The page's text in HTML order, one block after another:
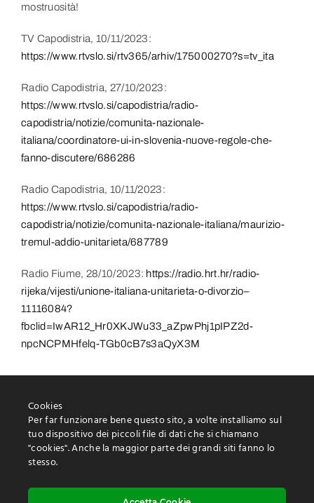
mostruosità!
TV Capodistria, 10/11/2023:
https://www.rtvslo.si/rtv365/arhiv/175000270?s=tv_ita
Radio Capodistria, 27/10/2023:
https://www.rtvslo.si/capodistria/radio-
capodistria/notizie/comunita-nazionale-
italiana/coordinatore-ui-in-slovenia-nuove-regole-che-
fanno-discutere/686286
Radio Capodistria, 10/11/2023:
https://www.rtvslo.si/capodistria/radio-
capodistria/notizie/comunita-nazionale-italiana/maurizio-
tremul-addio-unitarieta/687789
Radio Fiume, 28/10/2023: https://radio.hrt.hr/radio-
rijeka/vijesti/unione-italiana-unitarieta-o-divorzio–
11116084?
fbclid=IwAR12_Hr0XKJWu33_aZpwPhj1pIPZ2d-
npcNCPMHfelq-TGb0cB7s3aQyX3M
Cookies
Per far funzionare bene questo sito, a volte installiamo sul
tuo dispositivo dei piccoli file di dati che si chiamano
"cookies". Anche la maggior parte dei grandi siti fanno lo
stesso.